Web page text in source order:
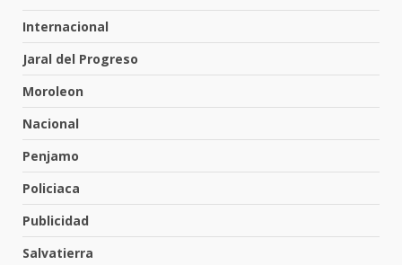
Internacional
Jaral del Progreso
Moroleon
Nacional
Penjamo
Policiaca
Publicidad
Salvatierra
6
Muere peatón arrollado por
motociclista en Yuriria
7
José Antonio Villanueva